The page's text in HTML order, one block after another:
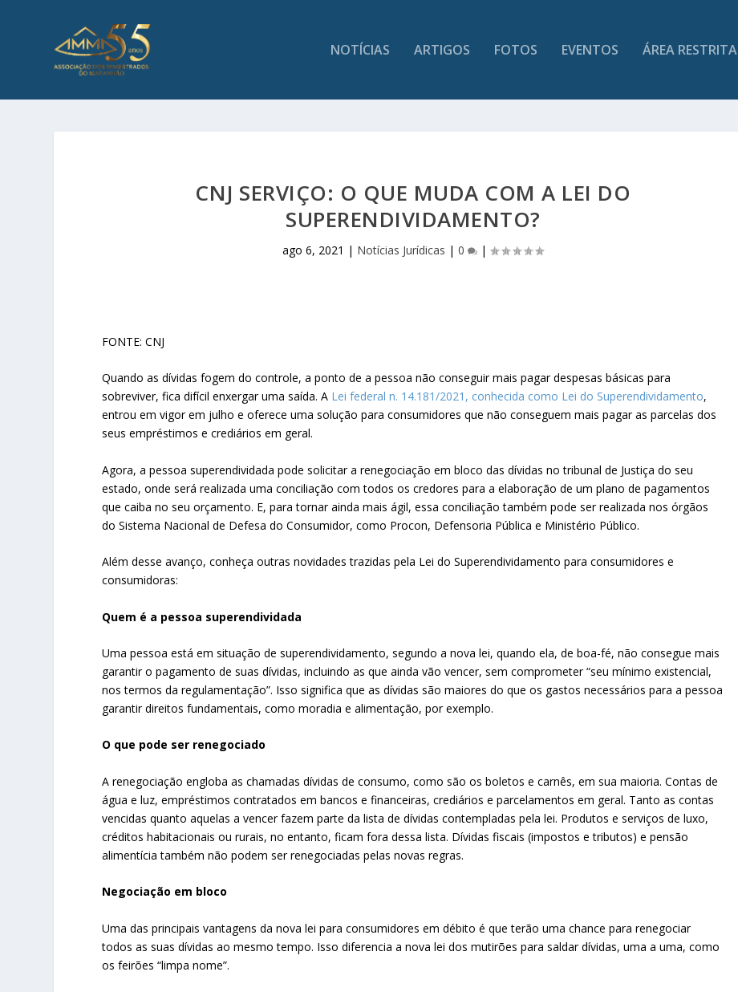
NOTÍCIAS ARTIGOS FOTOS EVENTOS ÁREA RESTRITA
CNJ SERVIÇO: O QUE MUDA COM A LEI DO
SUPERENDIVIDAMENTO?
ago 6, 2021 | Notícias Jurídicas |0 |
FONTE: CNJ
Quando as dívidas fogem do controle, a ponto de a pessoa não conseguir mais pagar despesas básicas para
sobreviver, fica difícil enxergar uma saída. A Lei federal n. 14.181/2021, conhecida como Lei do Superendividamento,
entrou em vigor em julho e oferece uma solução para consumidores que não conseguem mais pagar as parcelas dos
seus empréstimos e crediários em geral.
Agora, a pessoa superendividada pode solicitar a renegociação em bloco das dívidas no tribunal de Justiça do seu
estado, onde será realizada uma conciliação com todos os credores para a elaboração de um plano de pagamentos
que caiba no seu orçamento. E, para tornar ainda mais ágil, essa conciliação também pode ser realizada nos órgãos
do Sistema Nacional de Defesa do Consumidor, como Procon, Defensoria Pública e Ministério Público.
Além desse avanço, conheça outras novidades trazidas pela Lei do Superendividamento para consumidores e
consumidoras:
Quem é a pessoa superendividada
Uma pessoa está em situação de superendividamento, segundo a nova lei, quando ela, de boa-fé, não consegue mais
garantir o pagamento de suas dívidas, incluindo as que ainda vão vencer, sem comprometer “seu mínimo existencial,
nos termos da regulamentação”. Isso significa que as dívidas são maiores do que os gastos necessários para a pessoa
garantir direitos fundamentais, como moradia e alimentação, por exemplo.
O que pode ser renegociado
A renegociação engloba as chamadas dívidas de consumo, como são os boletos e carnês, em sua maioria. Contas de
água e luz, empréstimos contratados em bancos e financeiras, crediários e parcelamentos em geral. Tanto as contas
vencidas quanto aquelas a vencer fazem parte da lista de dívidas contempladas pela lei. Produtos e serviços de luxo,
créditos habitacionais ou rurais, no entanto, ficam fora dessa lista. Dívidas fiscais (impostos e tributos) e pensão
alimentícia também não podem ser renegociadas pelas novas regras.
Negociação em bloco
Uma das principais vantagens da nova lei para consumidores em débito é que terão uma chance para renegociar
todos as suas dívidas ao mesmo tempo. Isso diferencia a nova lei dos mutirões para saldar dívidas, uma a uma, como
os feirões “limpa nome”.